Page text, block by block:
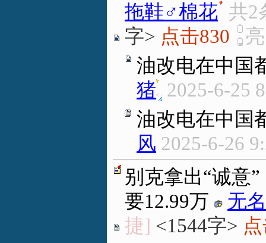
拖鞋♂棉花. 共2
字> 点击830
油改电在中国
猪. 2025-6-25
油改电在中国
风 2025-6-26
别克拿出“诚意
要12.99万
无
捷] <1544字>